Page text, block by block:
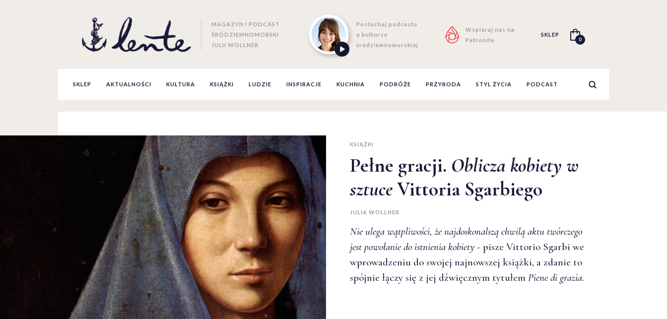
MAGAZYN I PODCAST
ŚRÓDZIEMNOMORSKI
JULII WOLLNER
Posłuchaj podcastu
o kulturze
śródziemnomorskiej
Wspieraj nas na
Patronite
SKLEP
0
SKLEP AKTUALNOŚCI KULTURA KSIĄŻKI LUDZIE INSPIRACJE KUCHNIA PODRÓŻE PRZYRODA STYL ŻYCIA PODCAST
KSIĄŻKI
Pełne gracji. Oblicza kobiety w
sztuceVittoria Sgarbiego
JULIA WOLLNER
Nie ulega wątpliwości, że najdoskonalszą chwilą aktu twórczego
jest powołanie do istnienia kobiety - pisze Vittorio Sgarbi we
wprowadzeniu do swojej najnowszej książki, a zdanie to
spójnie łączy się z jej dźwięcznym tytułem Piene di grazia.